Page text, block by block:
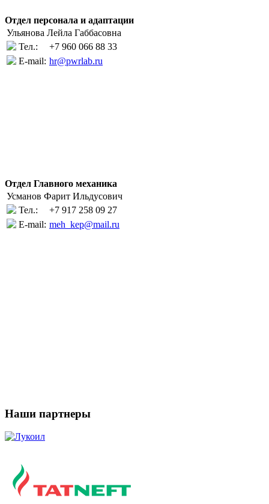
Отдел персонала и адаптации
Ульянова Лейла Габбасовна
Тел.:
+7 960 066 88 33
E-mail: hr@pwrlab.ru
Отдел Главного механика
Усманов Фарит Ильдусович
Тел.:
+7 917 258 09 27
E-mail: meh_kep@mail.ru
Наши партнеры